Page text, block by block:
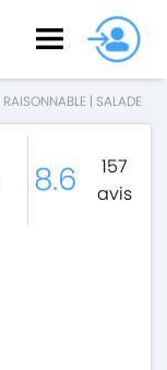
RAISONNABLE | SALADE
8.6
157
avis